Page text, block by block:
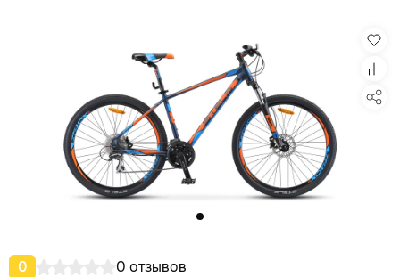
0 0 отзывов